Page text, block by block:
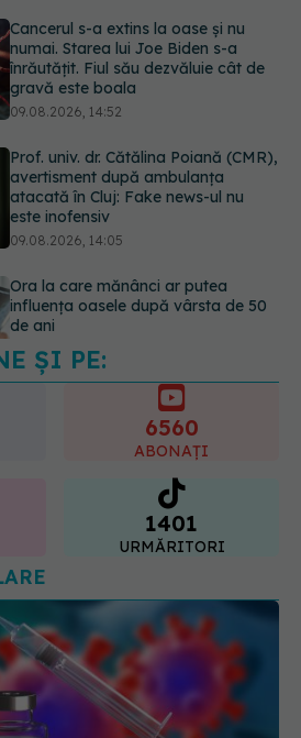
Prof. univ. dr. Cătălina Poiană (CMR),
avertisment după ambulanța
atacată în Cluj: Fake news-ul nu
este inofensiv
Ora la care mănânci ar putea
influența oasele după vârsta de 50
de ani
09.08.2026, 14:00
Cum alegem alimentele pe timp de
caniculă. Recomandările
09.08.2026, 15:14
ȘI PE:
ABONAȚI
1401
URMĂRITORI